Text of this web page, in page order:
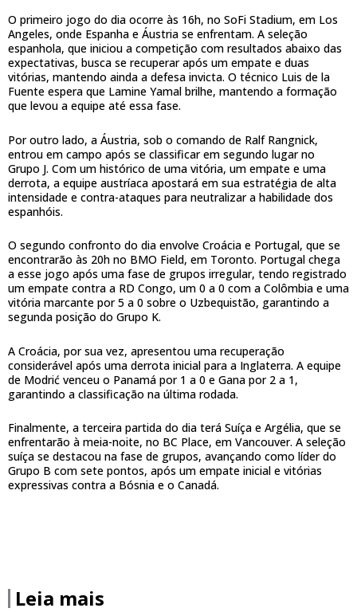
O primeiro jogo do dia ocorre às 16h, no SoFi Stadium, em Los
Angeles, onde Espanha e Áustria se enfrentam. A seleção
espanhola, que iniciou a competição com resultados abaixo das
expectativas, busca se recuperar após um empate e duas
vitórias, mantendo ainda a defesa invicta. O técnico Luis de la
Fuente espera que Lamine Yamal brilhe, mantendo a formação
que levou a equipe até essa fase.
Por outro lado, a Áustria, sob o comando de Ralf Rangnick,
entrou em campo após se classificar em segundo lugar no
Grupo J. Com um histórico de uma vitória, um empate e uma
derrota, a equipe austríaca apostará em sua estratégia de alta
intensidade e contra-ataques para neutralizar a habilidade dos
espanhóis.
O segundo confronto do dia envolve Croácia e Portugal, que se
encontrarão às 20h no BMO Field, em Toronto. Portugal chega
a esse jogo após uma fase de grupos irregular, tendo registrado
um empate contra a RD Congo, um 0 a 0 com a Colômbia e uma
vitória marcante por 5 a 0 sobre o Uzbequistão, garantindo a
segunda posição do Grupo K.
A Croácia, por sua vez, apresentou uma recuperação
considerável após uma derrota inicial para a Inglaterra. A equipe
de Modrić venceu o Panamá por 1 a 0 e Gana por 2 a 1,
garantindo a classificação na última rodada.
Finalmente, a terceira partida do dia terá Suíça e Argélia, que se
enfrentarão à meia-noite, no BC Place, em Vancouver. A seleção
suíça se destacou na fase de grupos, avançando como líder do
Grupo B com sete pontos, após um empate inicial e vitórias
expressivas contra a Bósnia e o Canadá.
Leia mais